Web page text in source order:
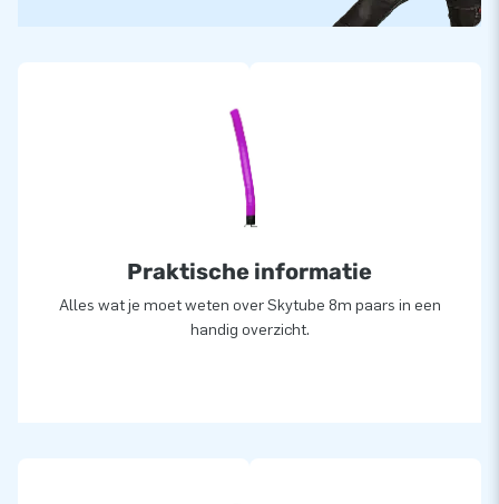
Praktische informatie
Alles wat je moet weten over Skytube 8m paars in een
handig overzicht.